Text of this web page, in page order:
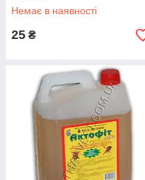
Немає в наявності
25 ₴